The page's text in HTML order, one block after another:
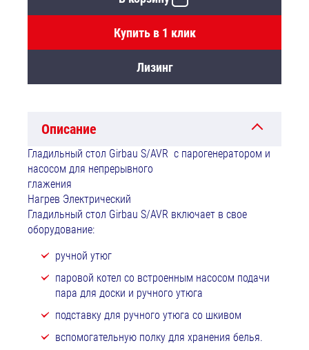
Купить в 1 клик
Лизинг
Описание
Гладильный стол Girbau S/AVR с парогенератором и
насосом для непрерывного
глажения
Нагрев Электрический
Гладильный стол Girbau S/AVR включает в свое
оборудование:
ручной утюг
паровой котел со встроенным насосом подачи
пара для доски и ручного утюга
подставку для ручного утюга со шкивом
вспомогательную полку для хранения белья.